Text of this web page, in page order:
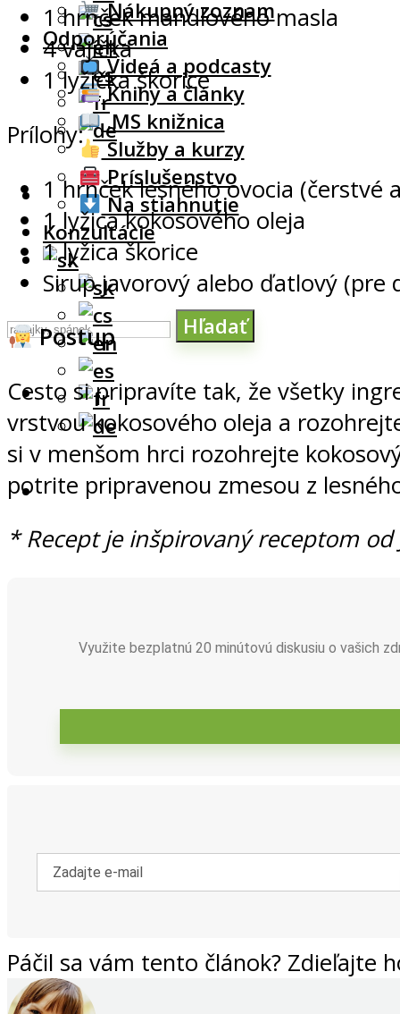
Hľadať
Nákupný zoznam
Odporúčania
Videá a podcasty
Knihy a články
.MS knižnica
Služby a kurzy
Príslušenstvo
Na stiahnutie
Konzultácie
1 hrnček mandľového masla
4 vajíčka
1 lyžička škorice
Prílohy:
1 hrnček lesného ovocia (čerstvé
1 lyžica kokosového oleja
1 lyžica škorice
Sirup javorový alebo ďatlový (pre
Postup
Cesto si pripravíte tak, že všetky
vrstvou kokosového oleja a
si v menšom hrci rozohrejte
potrite pripravenou zmesou z
* Recept je inšpirovaný receptom
Využite bezplatnú 20 minútovú diskusiu o vašich
Páčil sa vám tento článok? Zdieľajte